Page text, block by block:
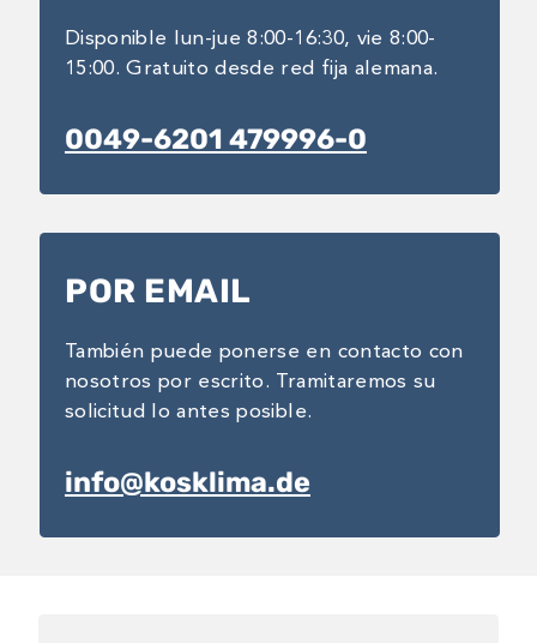
Disponible lun-jue 8:00-16:30, vie 8:00-
15:00. Gratuito desde red fija alemana.
0049-6201 479996-0
POR EMAIL
También puede ponerse en contacto con
nosotros por escrito. Tramitaremos su
solicitud lo antes posible.
info@kosklima.de